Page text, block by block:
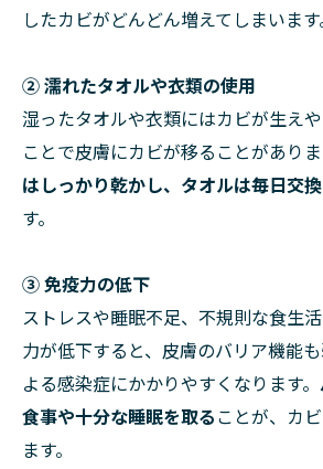
したカビがどんどん増えてしまいます
② 濡れたタオルや衣類の使用
湿ったタオルや衣類にはカビが生え
ことで皮膚にカビが移ることがありま
はしっかり乾かし、タオルは毎日交
す。
③ 免疫力の低下
ストレスや睡眠不足、不規則な食生
力が低下すると、皮膚のバリア機能
よる感染症にかかりやすくなります。
食事や十分な睡眠を取ることが、カ
ます。